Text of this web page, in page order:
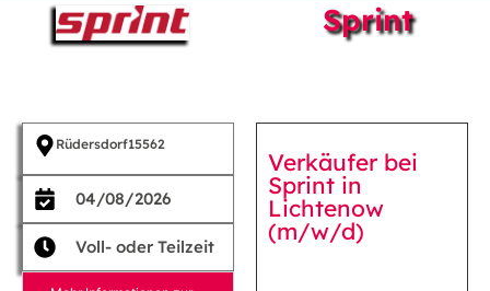
Sprint
Rüdersdorf15562
04/08/2026
Voll- oder Teilzeit
Verkäufer bei
Sprint in
Lichtenow
(m/w/d)